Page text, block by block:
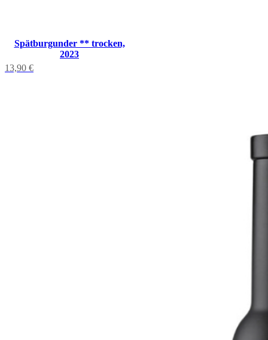
Spätburgunder ** trocken,
2023
13,90 €